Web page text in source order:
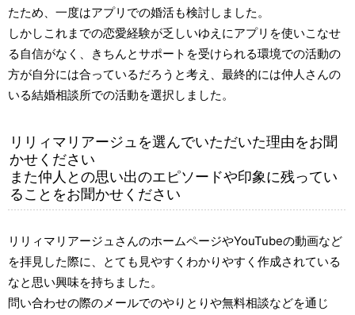
たため、一度はアプリでの婚活も検討しました。
しかしこれまでの恋愛経験が乏しいゆえにアプリを使いこなせ
る自信がなく、きちんとサポートを受けられる環境での活動の
方が自分には合っているだろうと考え、最終的には仲人さんの
いる結婚相談所での活動を選択しました。
リリィマリアージュを選んでいただいた理由をお聞
かせください
また仲人との思い出のエピソードや印象に残ってい
ることをお聞かせください
リリィマリアージュさんのホームページやYouTubeの動画など
を拝見した際に、とても見やすくわかりやすく作成されている
なと思い興味を持ちました。
問い合わせの際のメールでのやりとりや無料相談などを通じ